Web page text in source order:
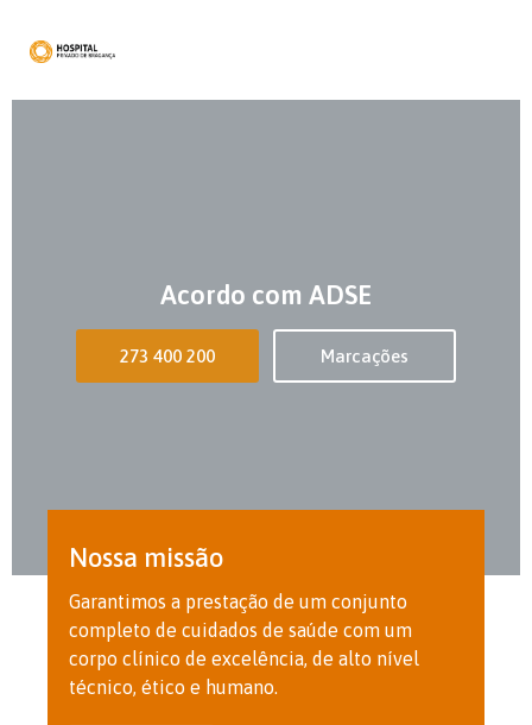
Acordo com ADSE
273 400 200 Marcações
Nossa missão
Garantimos a prestação de um conjunto
completo de cuidados de saúde com um
corpo clínico de excelência, de alto nível
técnico, ético e humano.